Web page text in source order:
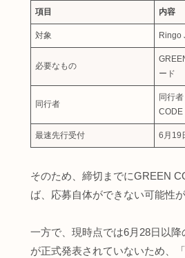
項目 内容
対象 Ringo
必要なもの
ード
同行者
同行
CODE
最速先行受付 6月19
そのため、締切までにGREEN
ば、応募自体ができない可能性が
一方で、現時点では6月28日以降
が正式発表されていないため、